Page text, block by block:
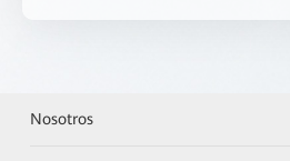
Nosotros